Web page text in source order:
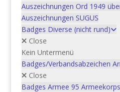
Auszeichnungen Ord 1949
Auszeichnungen SUGUS
Badges Diverse (nicht rund)
Close
Kein Untermenü
Badges/Verbandsabzeichen
Close
Badges Armee 95
Tenue: A
Ordonnanz: 2004
Ähnliche